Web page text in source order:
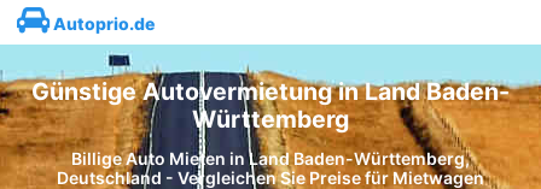
Autoprio.de
Günstige Autovermietung in Land Baden-
Württemberg
Billige Auto Mieten in Land Baden-Württemberg,
Deutschland - Vergleichen Sie Preise für Mietwagen